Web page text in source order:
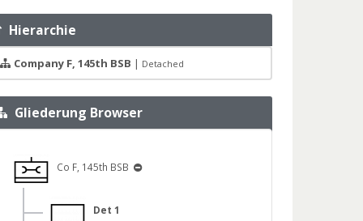
Hierarchie
Company F, 145th BSB | Detached
Gliederung Browser
Co F, 145th BSB
Det 1